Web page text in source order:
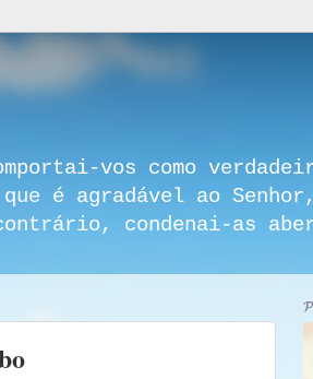
vos como
é agradável ao
condenai-as